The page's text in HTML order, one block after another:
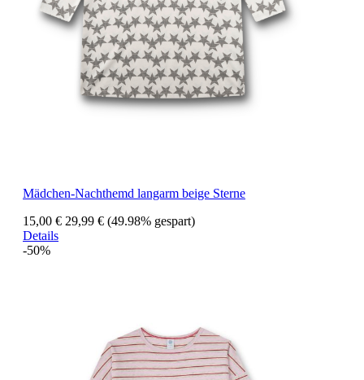
Mädchen-Nachthemd langarm beige Sterne
15,00 € 29,99 € (49.98% gespart)
Details
-50%